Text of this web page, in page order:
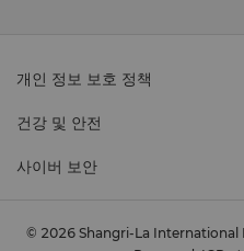
개인 정보 보호 정책
건강 및 안전
사이버 보안
© 2026 Shangri-La International